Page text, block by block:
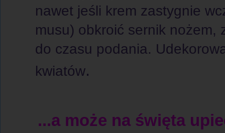
nawet jeśli krem zastygnie
musu) obkroić sernik nożem,
do czasu podania.
kwiatów.
...a może na święta